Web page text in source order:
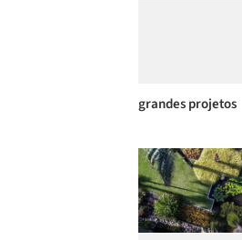
grandes projetos